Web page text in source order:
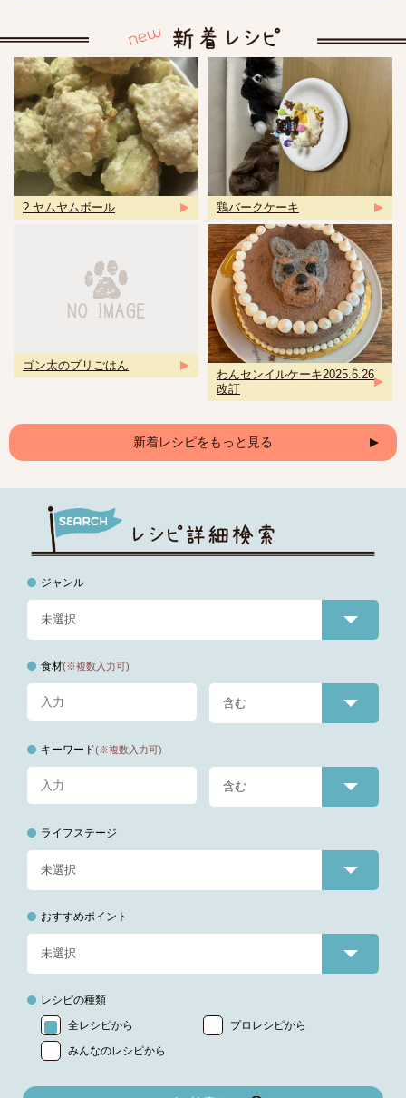
? ヤムヤムボール 鶏バークケーキ
ゴン太のブリごはん
わんセンイルケーキ2025.6.26
改訂
新着レシピをもっと見る
ジャンル
食材(※複数入力可)
キーワード(※複数入力可)
ライフステージ
おすすめポイント
レシピの種類
全レシピから
プロレシピから
みんなのレシピから